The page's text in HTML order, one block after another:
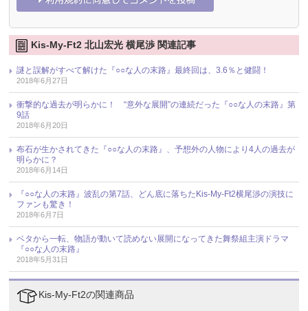
Kis-My-Ft2 北山宏光 横尾渉 関連記事
謎と誤解がすべて解けた『○○な人の末路』最終回は、3.6％と健闘！
2018年6月27日
衝撃的な過去が明らかに！ “意外な展開”の連続だった『○○な人の末路』第
9話
2018年6月20日
布石が生かされてきた『○○な人の末路』、予想外の人物により4人の過去が
明らかに？
2018年6月14日
『○○な人の末路』波乱の第7話、どん底に落ちたKis-My-Ft2横尾渉の演技に
ファンも驚き！
2018年6月7日
ベタから一転、物語が動いて読めない展開になってきた舞祭組主演ドラマ
『○○な人の末路』
2018年5月31日
Kis-My-Ft2の関連商品